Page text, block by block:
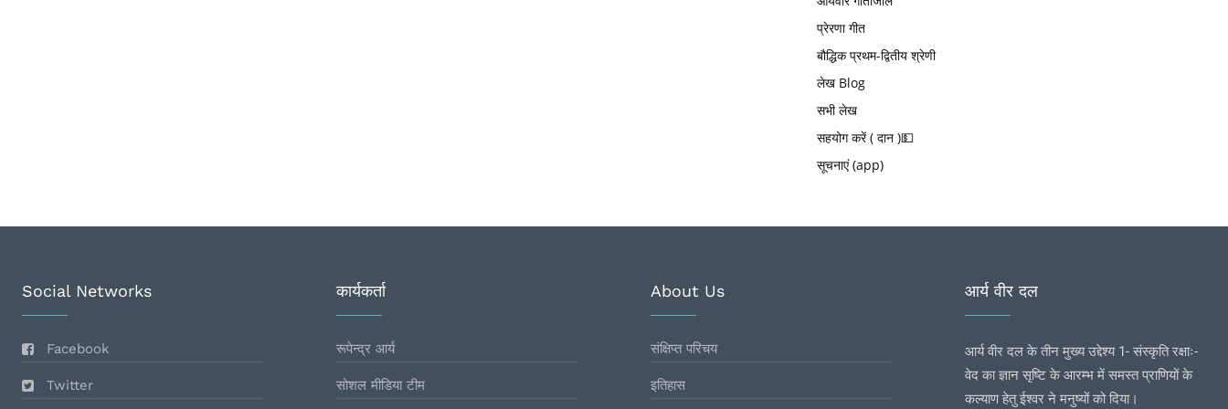
प्रेरणा गीत
बौद्धिक प्रथम-द्वितीय श्रेणी
लेख Blog
सभी लेख
सहयोग करें ( दान )💵
सूचनाएं (app)
Social Networks
Facebook
Twitter
कार्यकर्ता
रूपेन्द्र आर्य
सोशल मीडिया टीम
About Us
संक्षिप्त परिचय
इतिहास
आर्य वीर दल
आर्य वीर दल के तीन मुख्य उद्देश्य 1- संस्कृति रक्षाः-
वेद का ज्ञान सृष्टि के आरम्भ में समस्त प्राणियों के
कल्याण हेतु ईश्वर ने मनुष्यों को दिया।